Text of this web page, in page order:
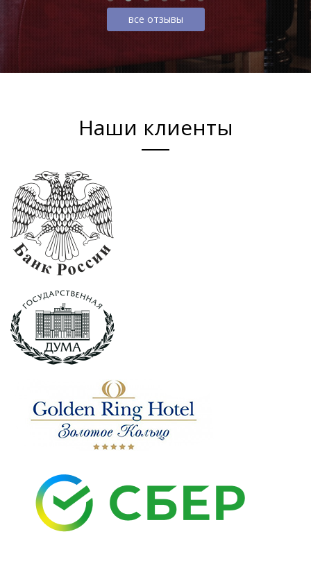
все отзывы
Наши клиенты